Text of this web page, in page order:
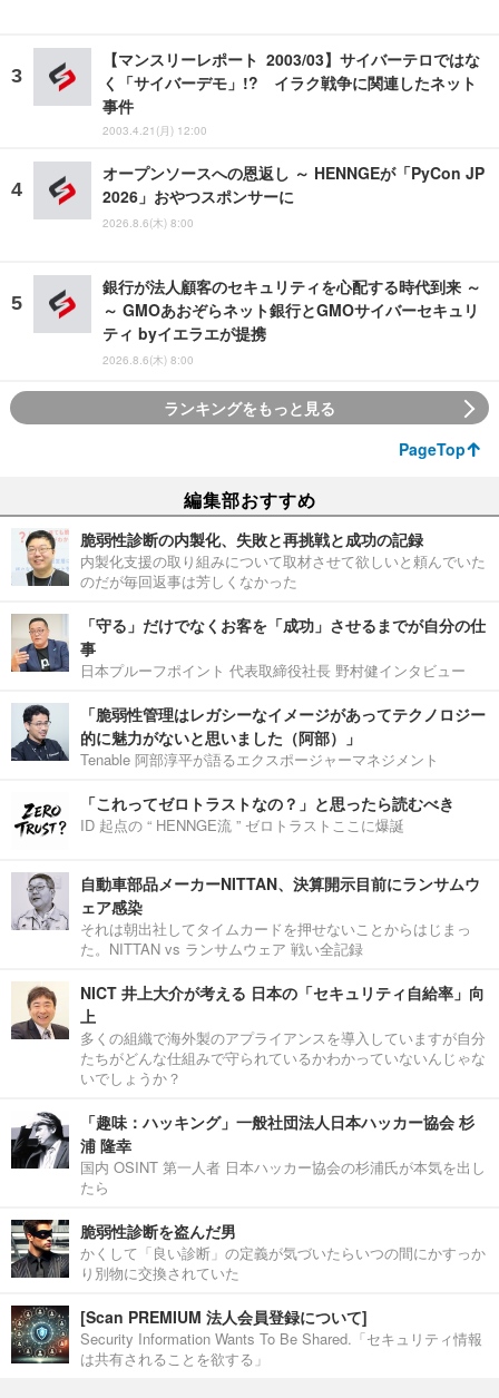
【マンスリーレポート 2003/03】サイバーテロではな
く「サイバーデモ」!? イラク戦争に関連したネット
事件
2003.4.21(月) 12:00
オープンソースへの恩返し ～ HENNGEが「PyCon JP
2026」おやつスポンサーに
2026.8.6(木) 8:00
銀行が法人顧客のセキュリティを心配する時代到来 ～
～ GMOあおぞらネット銀行とGMOサイバーセキュリ
ティ byイエラエが提携
2026.8.6(木) 8:00
ランキングをもっと見る
PageTop
編集部おすすめ
脆弱性診断の内製化、失敗と再挑戦と成功の記録
内製化支援の取り組みについて取材させて欲しいと頼んでいた
のだが毎回返事は芳しくなかった
「守る」だけでなくお客を「成功」させるまでが自分の仕
事
日本プルーフポイント 代表取締役社長 野村健インタビュー
「脆弱性管理はレガシーなイメージがあってテクノロジー
的に魅力がないと思いました（阿部）」
Tenable 阿部淳平が語るエクスポージャーマネジメント
「これってゼロトラストなの？」と思ったら読むべき
ID 起点の “ HENNGE流 ” ゼロトラストここに爆誕
自動車部品メーカーNITTAN、決算開示目前にランサムウ
ェア感染
それは朝出社してタイムカードを押せないことからはじまっ
た。NITTAN vs ランサムウェア 戦い全記録
NICT 井上大介が考える 日本の「セキュリティ自給率」向
上
多くの組織で海外製のアプライアンスを導入していますが自分
たちがどんな仕組みで守られているかわかっていないんじゃな
いでしょうか？
「趣味：ハッキング」一般社団法人日本ハッカー協会 杉
浦 隆幸
国内 OSINT 第一人者 日本ハッカー協会の杉浦氏が本気を出し
たら
脆弱性診断を盗んだ男
かくして「良い診断」の定義が気づいたらいつの間にかすっか
り別物に交換されていた
[Scan PREMIUM 法人会員登録について]
Security Information Wants To Be Shared.「セキュリティ情報
は共有されることを欲する」